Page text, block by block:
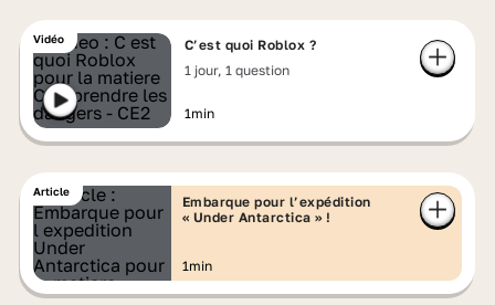
Vidéo
C’est quoi Roblox ?
1 jour, 1 question
1min
Article
Embarque pour l’expédition
« Under Antarctica » !
1min